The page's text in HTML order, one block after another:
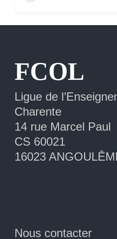
FCOL
Ligue de
Charente
14 rue Marcel Paul
CS 60021
16023
Nous contacter